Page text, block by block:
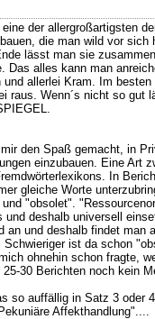
der allergroßartigsten
die man wild vor sich
lässt man sie
Das alles kann man
allerlei Kram. Im
raus. Wenn´s nicht so gut
den Spaß gemacht, in
einzubauen. Eine Art
In
gleiche Worte
"obsolet".
und deshalb universell
an und deshalb findet man
ist da schon
ohnehin schon fragte,
30 Berichten noch kein
so auffällig in Satz 3 oder
Affekthandlung"....